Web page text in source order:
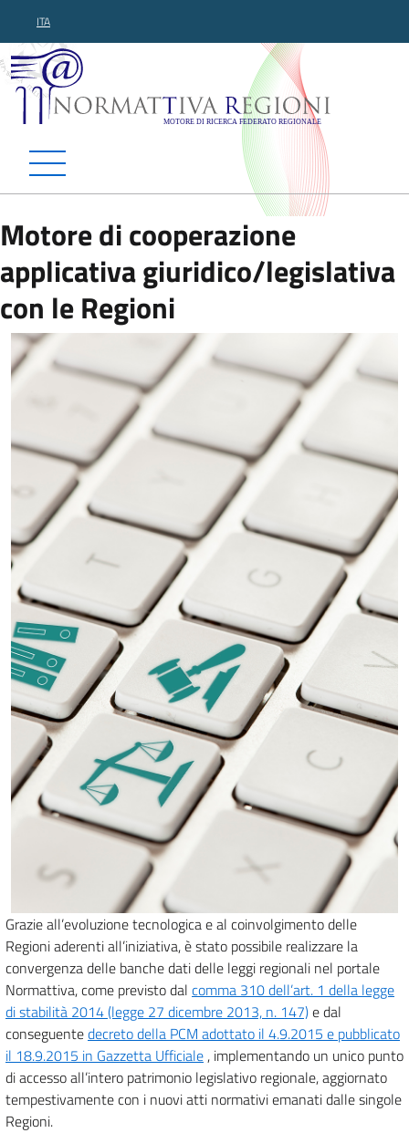
ITA
Normattiva Regioni -
Motore di cooperazione
applicativa giuridico/legislativa
con le Regioni
Grazie all’evoluzione tecnologica e al coinvolgimento delle
Regioni aderenti all’iniziativa, è stato possibile realizzare la
convergenza delle banche dati delle leggi regionali nel portale
Normattiva, come previsto dal comma 310 dell’art. 1 della legge
di stabilità 2014 (legge 27 dicembre 2013, n. 147)e dal
conseguentedecreto della PCM adottato il 4.9.2015 e pubblicato
il 18.9.2015 in Gazzetta Ufficiale , implementando un unico punto
di accesso all’intero patrimonio legislativo regionale, aggiornato
tempestivamente con i nuovi atti normativi emanati dalle singole
Regioni.